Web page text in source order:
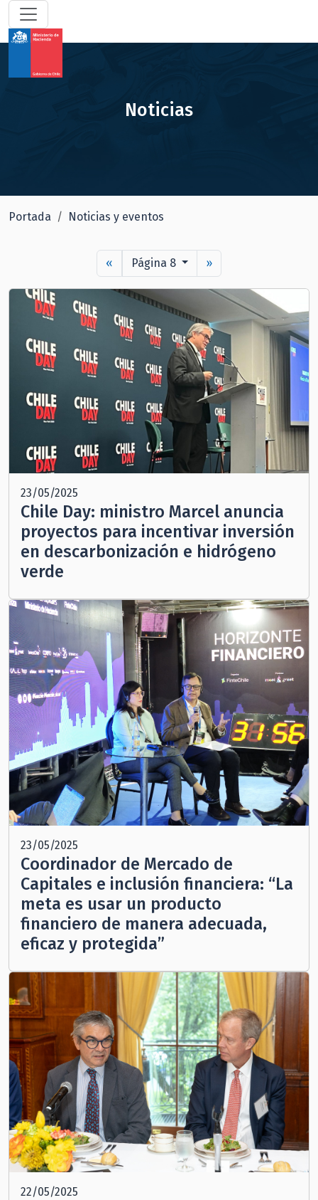
Noticias
Portada Noticias y eventos
« Página 8 »
23/05/2025
Chile Day: ministro Marcel anuncia
proyectos para incentivar inversión
en descarbonización e hidrógeno
verde
23/05/2025
Coordinador de Mercado de
Capitales e inclusión financiera: “La
meta es usar un producto
financiero de manera adecuada,
eficaz y protegida”
22/05/2025